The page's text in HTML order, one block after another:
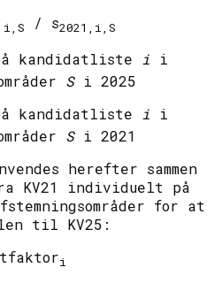
/ s2021,i,S
kandidatliste i i
Si 2025
kandidatliste i i
Si 2021
herefter sammen
fra KV21 individuelt på
for at
til KV25:
i